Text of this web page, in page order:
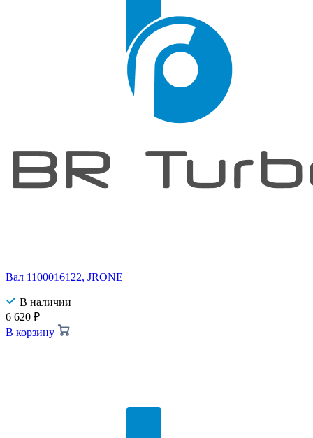
Вал 1100016122, JRONE
В наличии
6 620 ₽
В корзину